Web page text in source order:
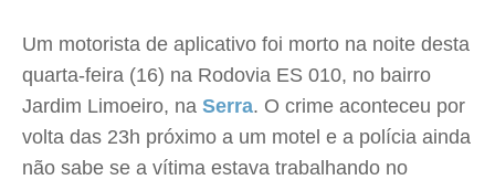
Um motorista de aplicativo foi morto na noite desta
quarta-feira (16) na Rodovia ES 010, no bairro
Jardim Limoeiro, na Serra. O crime aconteceu por
volta das 23h próximo a um motel e a polícia ainda
não sabe se a vítima estava trabalhando no